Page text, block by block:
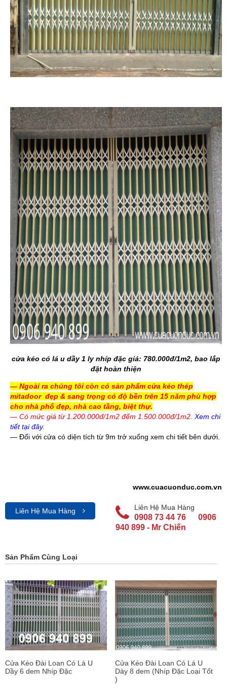
cửa kéo có lá u dầy 1 ly nhíp đặc giá: 780.000đ/1m2, bao lắp
đặt hoàn thiện
— Ngoài ra chúng tôi còn có sản phẩm cửa kéo thép
mitadoor đẹp & sang trọng có độ bền trên 15 năm phù hợp
cho nhà phố đẹp, nhà cao tầng, biệt thự.
— Có mức giá từ 1.200.000đ/1m2 đếm 1.500.000đ/1m2. Xem chi
tiết tại đây.
— Đối với cửa có diện tích từ 9m trở xuống xem chi tiết bên dưới.
www.cuacuonduc.com.vn
Liên Hệ Mua Hàng Liên Hệ Mua Hàng
0908 73 44 76
0906
940 899 - Mr Chiến
Sản Phẩm Cùng Loại
Cửa Kéo Đài Loan Có Lá U
Dầy 6 dem Nhíp Đặc
Cửa Kéo Đài Loan Có Lá U
Dày 8 dem (Nhíp Đặc Loại Tốt
)